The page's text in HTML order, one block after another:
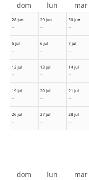
28 jun
--
29 jun
--
30 jun
--
5 jul
--
6 jul
--
7 jul
--
12 jul
--
13 jul
--
14 jul
--
19 jul
--
20 jul
--
21 jul
--
26 jul
--
27 jul
--
28 jul
--
dom lun mar
dom lun mar